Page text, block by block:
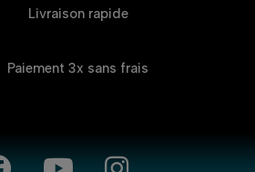
Livraison rapide
Paiement 3x sans frais